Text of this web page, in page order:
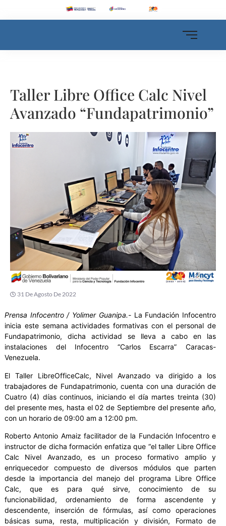
Taller Libre Office Calc Nivel
Avanzado “Fundapatrimonio”
31 De Agosto De 2022
Prensa Infocentro / Yolimer Guanipa.-La Fundación Infocentro
inicia este semana actividades formativas con el personal de
Fundapatrimonio, dicha actividad se lleva a cabo en las
instalaciones del Infocentro “Carlos Escarra” Caracas-
Venezuela.
El Taller LibreOfficeCalc, Nivel Avanzado va dirigido a los
trabajadores de Fundapatrimonio, cuenta con una duración de
Cuatro (4) días continuos, iniciando el día martes treinta (30)
del presente mes, hasta el 02 de Septiembre del presente año,
con un horario de 09:00 am a 12:00 pm.
Roberto Antonio Amaiz facilitador de la Fundación Infocentro e
instructor de dicha formación enfatiza que “el taller Libre Office
Calc Nivel Avanzado, es un proceso formativo amplio y
enriquecedor compuesto de diversos módulos que parten
desde la importancia del manejo del programa Libre Office
Calc, que es para qué sirve, conocimiento de su
funcionabilidad, ordenamiento de forma ascendente y
descendente, inserción de fórmulas, así como operaciones
básicas suma, resta, multiplicación y división, Formato de